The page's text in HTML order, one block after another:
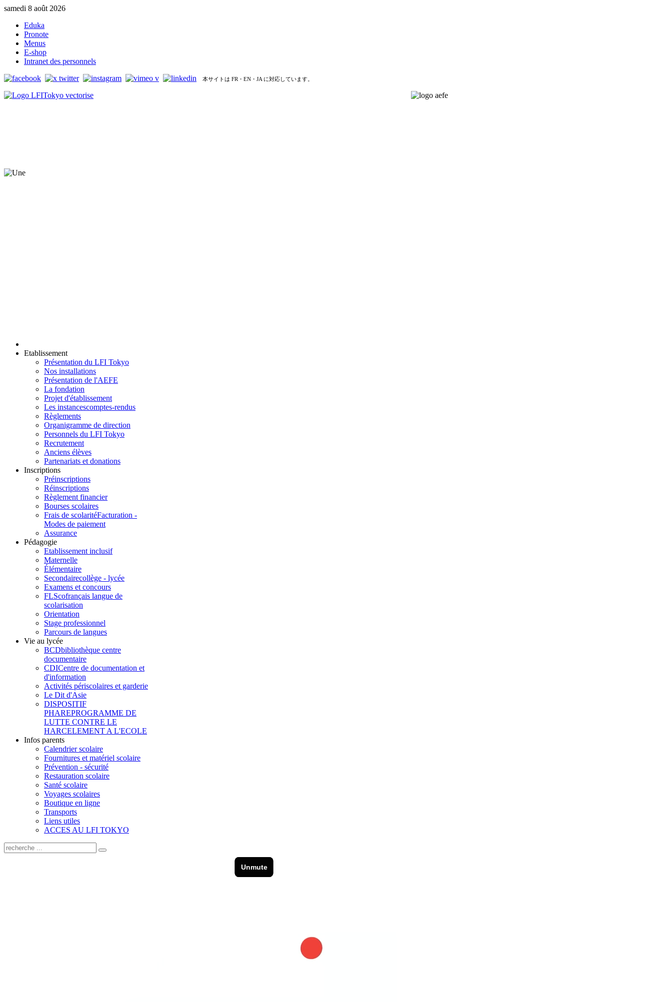
samedi 8 août 2026
Eduka
Pronote
Menus
E-shop
Intranet des personnels
本サイトは FR・EN・JA に対応しています。
Etablissement
Présentation du LFI Tokyo
Nos installations
Présentation de l'AEFE
La fondation
Projet d'établissement
Les instancescomptes-rendus
Règlements
Organigramme de direction
Personnels du LFI Tokyo
Recrutement
Anciens élèves
Partenariats et donations
Inscriptions
Préinscriptions
Réinscriptions
Règlement financier
Bourses scolaires
Frais de scolaritéFacturation -
Modes de paiement
Assurance
Pédagogie
Etablissement inclusif
Maternelle
Élémentaire
Secondairecollège - lycée
Examens et concours
FLScofrançais langue de
scolarisation
Orientation
Stage professionnel
Parcours de langues
Vie au lycée
BCDbibliothèque centre
documentaire
CDICentre de documentation et
d'information
Activités périscolaires et garderie
Le Dit d'Asie
DISPOSITIF
PHAREPROGRAMME DE
LUTTE CONTRE LE
HARCELEMENT A L'ECOLE
Infos parents
Calendrier scolaire
Fournitures et matériel scolaire
Prévention - sécurité
Restauration scolaire
Santé scolaire
Voyages scolaires
Boutique en ligne
Transports
Liens utiles
ACCES AU LFI TOKYO